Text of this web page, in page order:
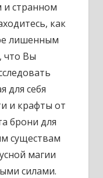
и странном
как
лишенным
что Вы
для себя
и крафты от
брони для
существам
магии
силами.